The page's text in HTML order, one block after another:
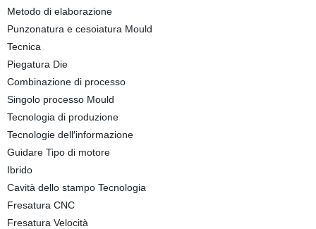
Metodo di elaborazione
Punzonatura e cesoiatura Mould
Tecnica
Piegatura Die
Combinazione di processo
Singolo processo Mould
Tecnologia di produzione
Tecnologie dell′informazione
Guidare Tipo di motore
Ibrido
Cavità dello stampo Tecnologia
Fresatura CNC
Fresatura Velocità